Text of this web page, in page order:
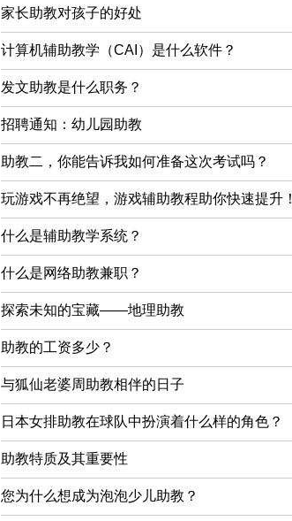
家长助教对孩子的好处
计算机辅助教学（CAI）是什么软件？
发文助教是什么职务？
招聘通知：幼儿园助教
助教二，你能告诉我如何准备这次考试吗？
玩游戏不再绝望，游戏辅助教程助你快速提升！
什么是辅助教学系统？
什么是网络助教兼职？
探索未知的宝藏——地理助教
助教的工资多少？
与狐仙老婆周助教相伴的日子
日本女排助教在球队中扮演着什么样的角色？
助教特质及其重要性
您为什么想成为泡泡少儿助教？